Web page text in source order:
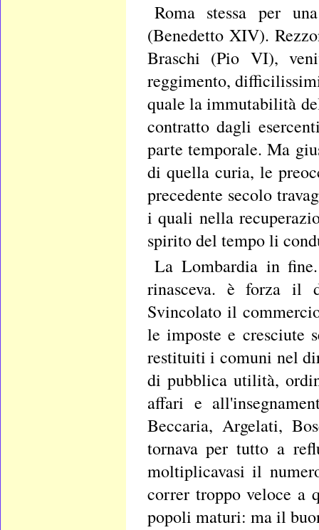
Roma stessa per
(Benedetto XIV).
Braschi (Pio VI),
reggimento,
quale la immutabilità
contratto dagli
parte temporale. Ma
di quella curia, le
precedente secolo
i quali nella
spirito del tempo li
La Lombardia in
rinasceva. è forza il
Svincolato il
le imposte e cresciute
restituiti i comuni nel
di pubblica utilità,
affari e
Beccaria, Argelati,
tornava per tutto a
moltiplicavasi il
correr troppo veloce a
popoli maturi: ma il